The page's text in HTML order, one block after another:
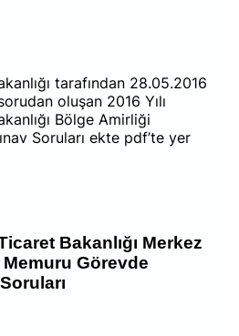
tarafından 28.05.2016
oluşan 2016 Yılı
Bölge Amirliği
Soruları ekte pdf’te yer
Bakanlığı Merkez
Görevde